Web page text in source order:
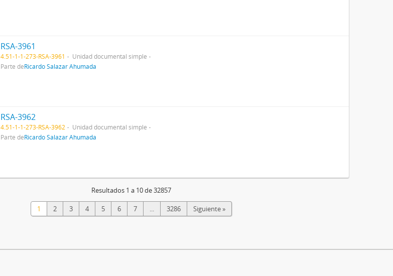
RSA-3961
4.51-1-1-273-RSA-3961
Unidad documental simple
Parte deRicardo Salazar Ahumada
RSA-3962
4.51-1-1-273-RSA-3962
Unidad documental simple
Parte deRicardo Salazar Ahumada
Resultados 1 a 10 de 32857
1 2 3 4 5 6 7 ... 3286 Siguiente »